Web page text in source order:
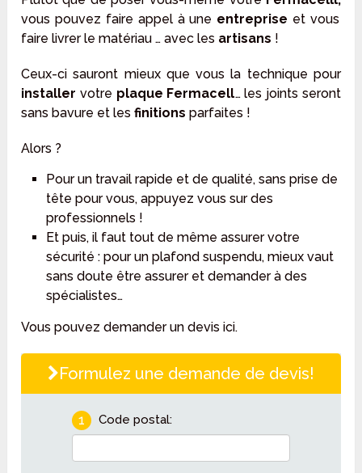
vous pouvez faire appel à une entreprise et vous
faire livrer le matériau … avec les artisans !
Ceux-ci sauront mieux que vous la technique pour
installer votre plaque Fermacell… les joints seront
sans bavure et lesfinitions parfaites !
Alors ?
Pour un travail rapide et de qualité, sans prise de
tête pour vous, appuyez vous sur des
professionnels !
Et puis, il faut tout de même assurer votre
sécurité : pour un plafond suspendu, mieux vaut
sans doute être assurer et demander à des
spécialistes…
Vous pouvez demander un devis ici.
Formulez une demande de devis!
1 Code postal: